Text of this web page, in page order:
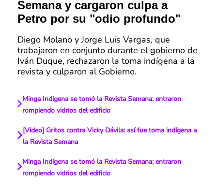
Semana y cargaron culpa a
Petro por su "odio profundo"
Diego Molano y Jorge Luis Vargas, que
trabajaron en conjunto durante el gobierno de
Iván Duque, rechazaron la toma indígena a la
revista y culparon al Gobierno.
Minga Indígena se tomó la Revista Semana; entraron
rompiendo vidrios del edificio
[Video] Gritos contra Vicky Dávila: así fue toma indígena a
la Revista Semana
Minga Indígena se tomó la Revista Semana; entraron
rompiendo vidrios del edificio